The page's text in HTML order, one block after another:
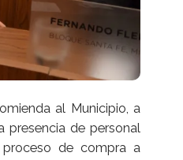
al Municipio, a
presencia de personal
proceso de compra a